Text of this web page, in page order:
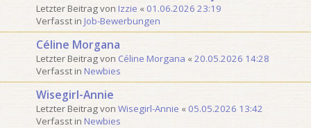
Letzter Beitrag von Izzie « 01.06.2026 23:19
Verfasst in Job-Bewerbungen
Céline Morgana
Letzter Beitrag von Céline Morgana «20.05.2026 14:28
Verfasst in Newbies
Wisegirl-Annie
Letzter Beitrag von Wisegirl-Annie « 05.05.2026 13:42
Verfasst in Newbies